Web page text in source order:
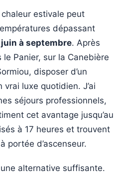
estivale peut
dépassant
juin à septembre. Après
Panier, sur la Canebière
disposer d’un
vrai luxe quotidien. J’ai
séjours professionnels,
cet avantage jusqu’au
à 17 heures et trouvent
portée d’ascenseur.
alternative suffisante.